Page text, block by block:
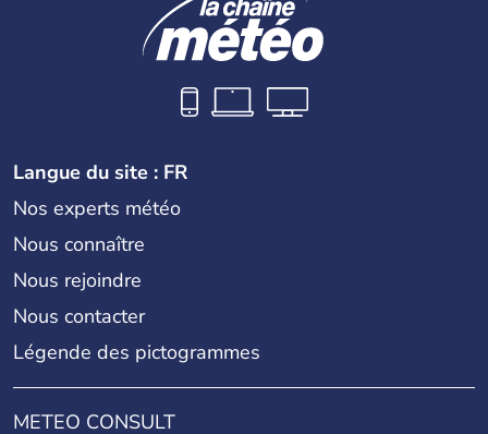
Langue du site : FR
Nos experts météo
Nous connaître
Nous rejoindre
Nous contacter
Légende des pictogrammes
METEO CONSULT